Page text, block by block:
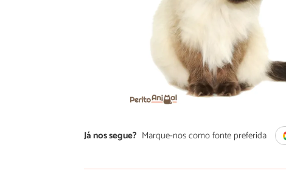
Já nos segue? Marque-nos como fonte preferida